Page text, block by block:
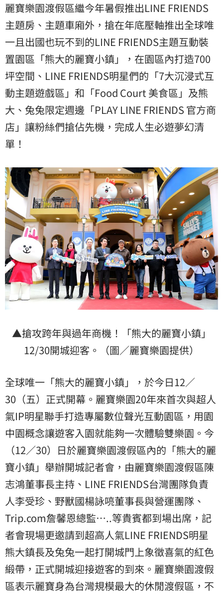
麗寶樂園渡假區繼今年暑假推出LINE FRIENDS
主題房、主題車廂外，搶在年底壓軸推出全球唯
一且出國也玩不到的LINE FRIENDS主題互動裝
置園區「熊大的麗寶小鎮」，在園區內打造700
坪空間、LINE FRIENDS明星們的「7大沉浸式互
動主題遊戲區」和「Food Court 美食區」及熊
大、兔兔限定週邊「PLAY LINE FRIENDS 官方商
店」讓粉絲們搶佔先機，完成人生必遊夢幻清
單！
▲搶攻跨年與過年商機！「熊大的麗寶小鎮」
12/30開城迎客。（圖／麗寶樂園提供）
全球唯一「熊大的麗寶小鎮」，於今日12／
30（五）正式開幕。麗寶樂園20年來首次與超人
氣IP明星聯手打造專屬數位聲光互動園區，用園
中園概念讓遊客入園就能夠一次體驗雙樂園。今
（12／30）日於麗寶樂園渡假區內的「熊大的麗
寶小鎮」舉辦開城記者會，由麗寶樂園渡假區陳
志鴻董事長主持、LINE FRIENDS台灣團隊負責
人李受珍、野獸國楊詠喨董事長與營運團隊、
Trip.com詹馨恩總監…..等貴賓都到場出席，記
者會現場更邀請到超高人氣LINE FRIENDS明星
熊大鎮長及兔兔一起打開城門上象徵喜氣的紅色
緞帶，正式開城迎接遊客的到來。麗寶樂園渡假
區表示麗寶身為台灣規模最大的休閒渡假區，不